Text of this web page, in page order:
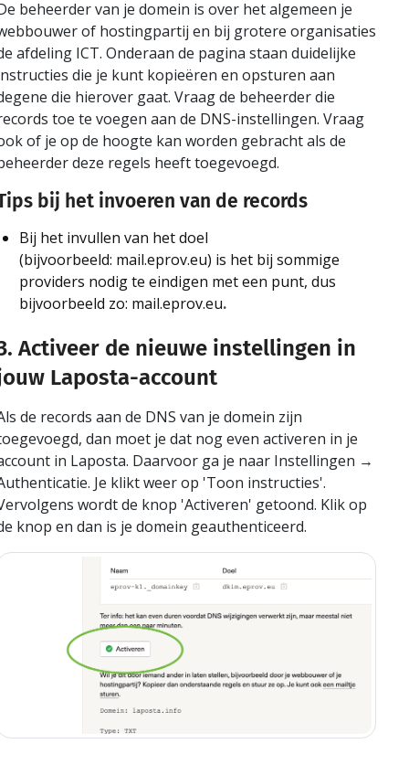
beheerder van je domein is over het algemeen je
of hostingpartij en bij grotere organisaties
afdeling ICT. Onderaan de pagina staan duidelijke
die je kunt kopieëren en opsturen aan
die hierover gaat. Vraag de beheerder die
toe te voegen aan de DNS-instellingen. Vraag
of je op de hoogte kan worden gebracht als de
deze regels heeft toegevoegd.
bij het invoeren van de records
Bij het invullen van het doel
(bijvoorbeeld: mail.eprov.eu) is het bij sommige
providers nodig te eindigen met een punt, dus
bijvoorbeeld zo: mail.eprov.eu.
Activeer de nieuwe instellingen in
Laposta-account
de records aan de DNS van je domein zijn
dan moet je dat nog even activeren in je
in Laposta. Daarvoor ga je naar Instellingen →
Je klikt weer op 'Toon instructies'.
wordt de knop 'Activeren' getoond. Klik op
knop en dan is je domein geauthenticeerd.